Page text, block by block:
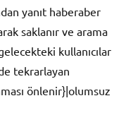
yanıt haberaber
saklanır ve arama
kullanıcılar
tekrarlayan
önlenir}|olumsuz